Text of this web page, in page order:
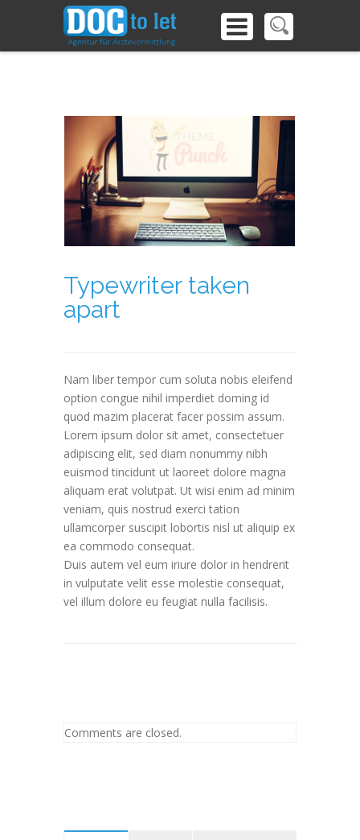
Typewriter taken
apart
Nam liber tempor cum soluta nobis eleifend
option congue nihil imperdiet doming id
quod mazim placerat facer possim assum.
Lorem ipsum dolor sit amet, consectetuer
adipiscing elit, sed diam nonummy nibh
euismod tincidunt ut laoreet dolore magna
aliquam erat volutpat. Ut wisi enim ad minim
veniam, quis nostrud exerci tation
ullamcorper suscipit lobortis nisl ut aliquip ex
ea commodo consequat.
Duis autem vel eum iriure dolor in hendrerit
in vulputate velit esse molestie consequat,
vel illum dolore eu feugiat nulla facilisis.
Comments are closed.